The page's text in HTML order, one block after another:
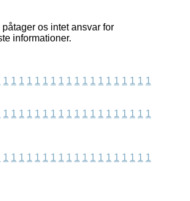
os intet ansvar for
informationer.
1 1 1 1 1 1 1 1 1 1 1 1 1 1 1 1 1 1 1
1 1 1 1 1 1 1 1 1 1 1 1 1 1 1 1 1 1 1
1 1 1 1 1 1 1 1 1 1 1 1 1 1 1 1 1 1 1